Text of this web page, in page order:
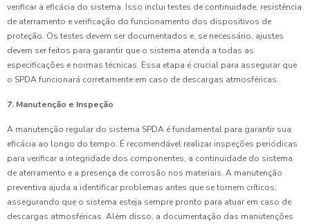
verificar a eficácia do sistema. Isso inclui testes de continuidade, resistência
de aterramento e verificação do funcionamento dos dispositivos de
proteção. Os testes devem ser documentados e, se necessário, ajustes
devem ser feitos para garantir que o sistema atenda a todas as
especificações e normas técnicas. Essa etapa é crucial para assegurar que
o SPDA funcionará corretamente em caso de descargas atmosféricas.
7. Manutenção e Inspeção
A manutenção regular do sistema SPDA é fundamental para garantir sua
eficácia ao longo do tempo. É recomendável realizar inspeções periódicas
para verificar a integridade dos componentes, a continuidade do sistema
de aterramento e a presença de corrosão nos materiais. A manutenção
preventiva ajuda a identificar problemas antes que se tornem críticos,
assegurando que o sistema esteja sempre pronto para atuar em caso de
descargas atmosféricas. Além disso, a documentação das manutenções